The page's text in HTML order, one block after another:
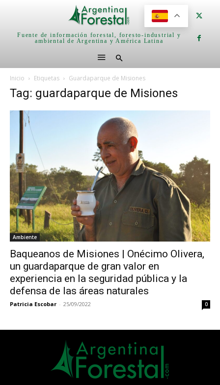
Fuente de información forestal, foresto-industrial y
ambiental de Argentina y América Latina
Inicio Etiquetas Guardaparque de Misiones
Tag: guardaparque de Misiones
Ambiente
Baqueanos de Misiones | Onécimo Olivera,
un guardaparque de gran valor en
experiencia en la seguridad pública y la
defensa de las áreas naturales
Patricia Escobar - 25/09/2022 0